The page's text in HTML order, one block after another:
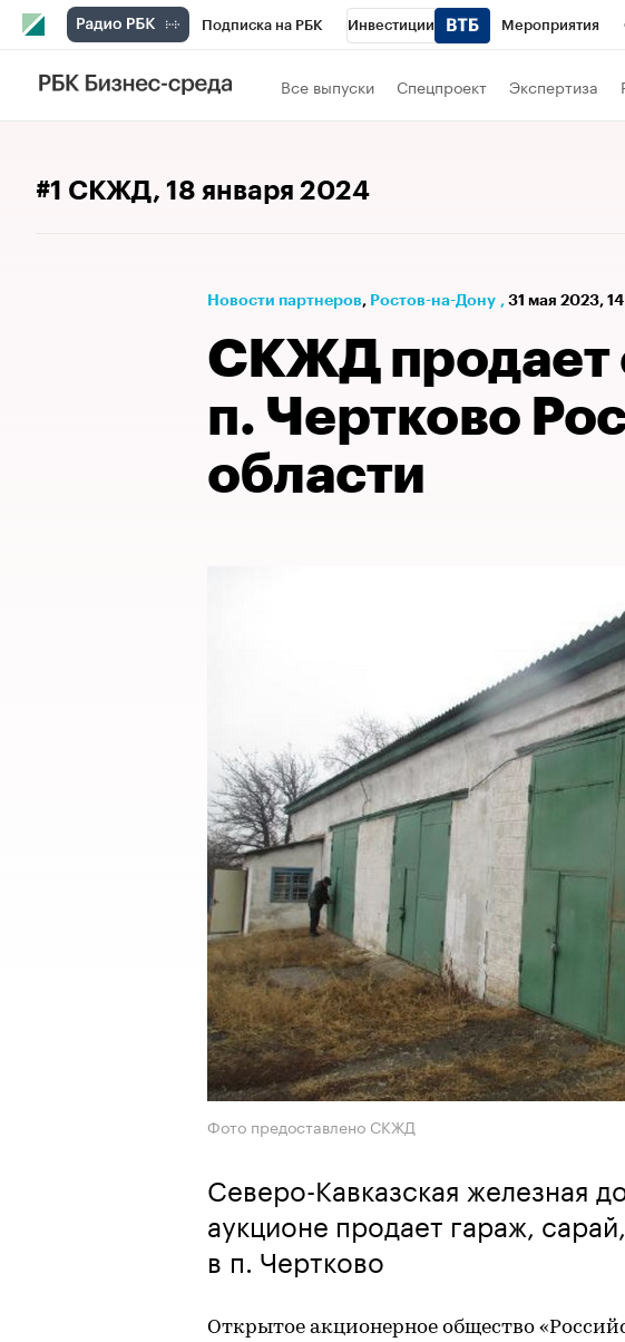
Подписка на РБК Инвестиции Мероприятия
Телеканал Все выпуски Спецпроект Экспертиза
#1 СКЖД, 18 января 2024
Новости партнеров⁠, Ростов-на-Дону , 31 мая 2023,
СКЖД продает
п. Чертково
области
Фото предоставлено СКЖД
Северо-Кавказская железная
аукционе продает гараж,
в п. Чертково
Открытое акционерное общество